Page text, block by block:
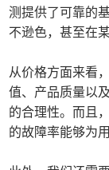
测提供了可靠的
不逊色，甚至在
从价格方面来看
值、产品质量以
的合理性。而且
的故障率能够为